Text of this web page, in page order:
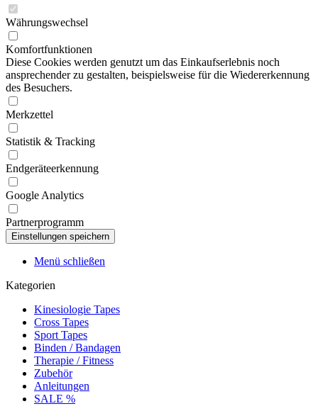
Währungswechsel
Komfortfunktionen
Diese Cookies werden genutzt um das Einkaufserlebnis noch
ansprechender zu gestalten, beispielsweise für die Wiedererkennung
des Besuchers.
Merkzettel
Statistik & Tracking
Endgeräteerkennung
Google Analytics
Partnerprogramm
Menü schließen
Kategorien
Kinesiologie Tapes
Cross Tapes
Sport Tapes
Binden / Bandagen
Therapie / Fitness
Zubehör
Anleitungen
SALE %